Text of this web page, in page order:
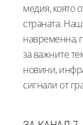
медия, която
страната.
навременна,
за важните
новини,
сигнали от